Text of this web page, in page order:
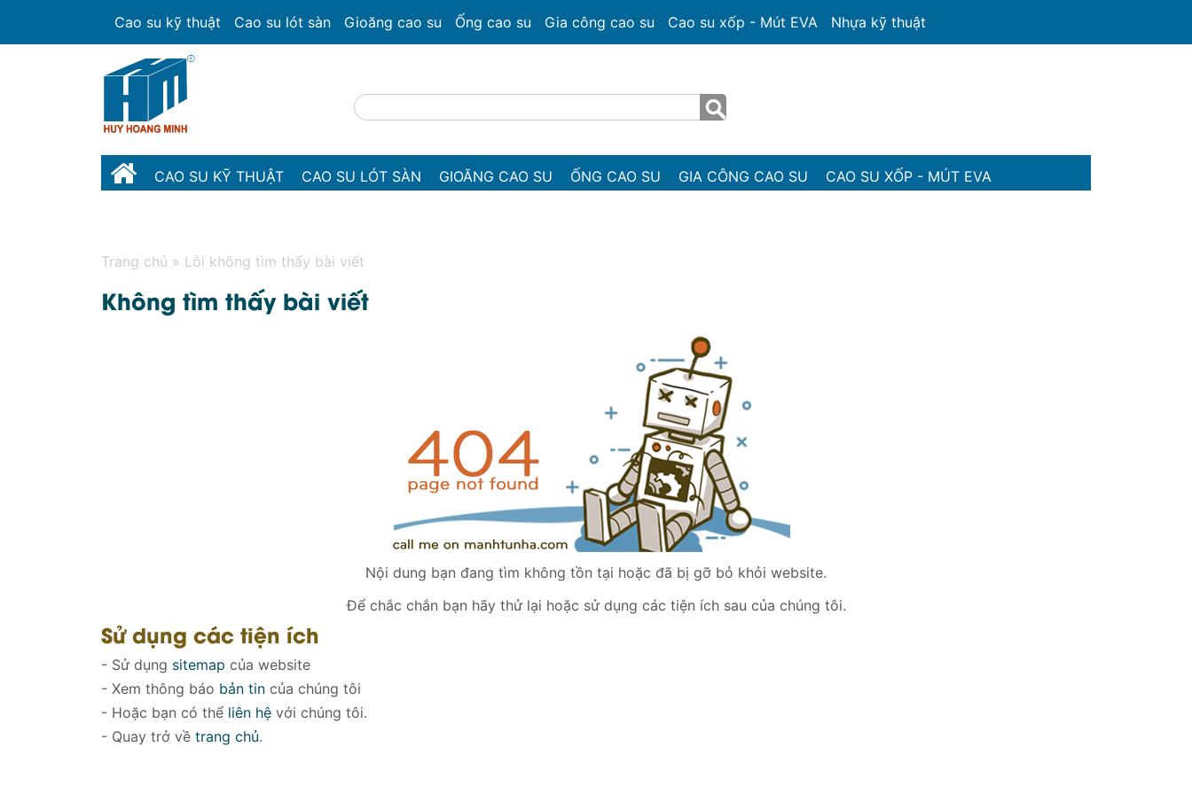
Cao su kỹ thuật Cao su lót sàn Gioăng cao su Ống cao su Gia công cao su Cao su xốp - Mút EVA Nhựa kỹ thuật
CAO SU KỸ THUẬT CAO SU LÓT SÀN GIOĂNG CAO SU ỐNG CAO SU GIA CÔNG CAO SU CAO SU XỐP - MÚT EVA
Trang chủ » Lỗi không tìm thấy bài viết
Không tìm thấy bài viết
Nội dung bạn đang tìm không tồn tại hoặc đã bị gỡ bỏ khỏi website.
Để chắc chắn bạn hãy thử lại hoặc sử dụng các tiện ích sau của chúng tôi.
Sử dụng các tiện ích
- Sử dụng sitemap của website
- Xem thông báo bản tin của chúng tôi
- Hoặc bạn có thể liên hệ với chúng tôi.
- Quay trở về trang chủ.